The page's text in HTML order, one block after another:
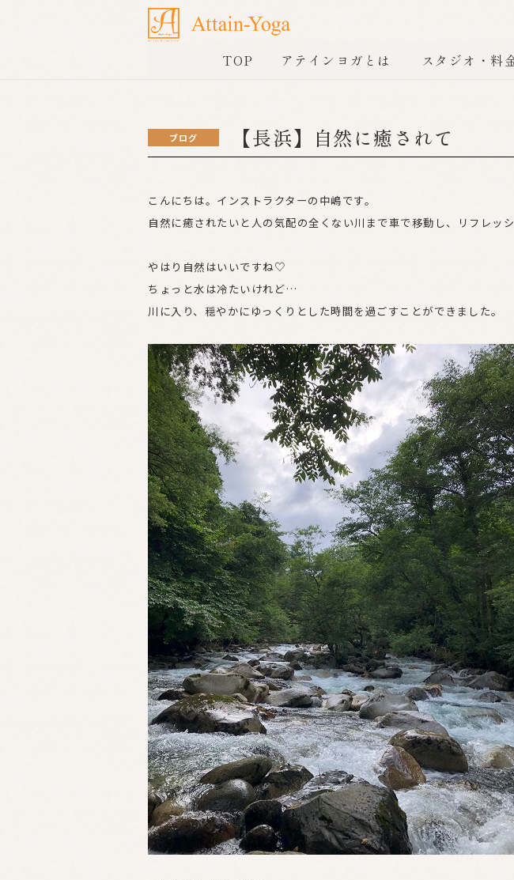
TOP アテインヨガとは スタジオ・料
ブログ 【長浜】自然に癒されて
こんにちは。インストラクターの中嶋です。
自然に癒されたいと人の気配の全くない川まで車で移動し、リフレッシ
やはり自然はいいですね♡
ちょっと水は冷たいけれど…
川に入り、穏やかにゆっくりとした時間を過ごすことができました。